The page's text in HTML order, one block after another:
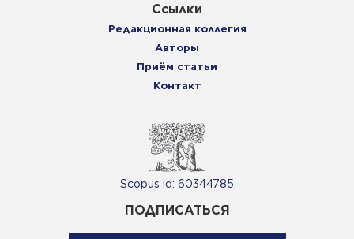
Ссылки
Редакционная коллегия
Авторы
Приём статьи
Контакт
Scopus id: 60344785
ПОДПИСАТЬСЯ